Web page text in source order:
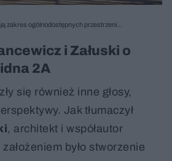
zakres ogólnodostępnych przestrzeni
i Załuski o
2A
się również inne głosy,
Jak tłumaczył
, architekt i współautor
było stworzenie